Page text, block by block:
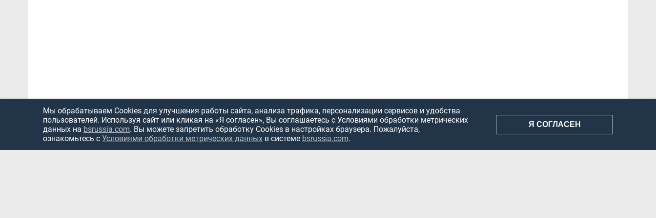
ИСПОЛЬЗОВАНИЕ ИНФОРМАЦИИ КОНФИДЕНЦИАЛЬНОСТЬ
Мы обрабатываем Cookies для улучшения работы сайта, анализа трафика, персонализации сервисов и удобства
пользователей. Используя сайт или кликая на «Я согласен», Вы соглашаетесь с Условиями обработки метрических
данных на bsrussia.com. Вы можете запретить обработку Cookies в настройках браузера. Пожалуйста,
ознакомьтесь с Условиями обработки метрических данных в системе bsrussia.com.
Я СОГЛАСЕН